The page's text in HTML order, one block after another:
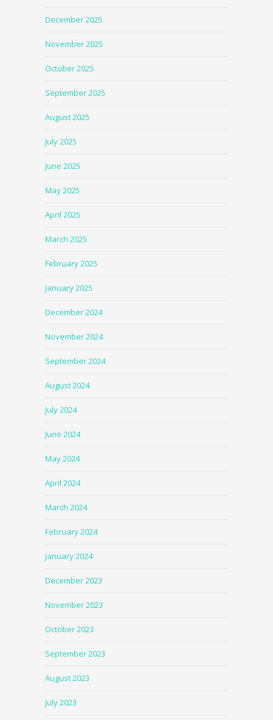
December 2025
November 2025
October 2025
September 2025
August 2025
July 2025
June 2025
May 2025
April 2025
March 2025
February 2025
January 2025
December 2024
November 2024
September 2024
August 2024
July 2024
June 2024
May 2024
April 2024
March 2024
February 2024
January 2024
December 2023
November 2023
October 2023
September 2023
August 2023
July 2023